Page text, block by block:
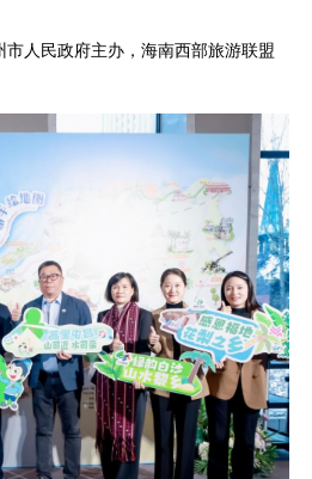
人民政府主办，海南西部旅游联盟